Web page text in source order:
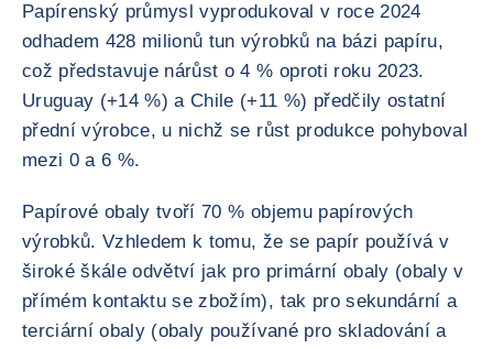
Papírenský průmysl vyprodukoval v roce 2024
odhadem 428 milionů tun výrobků na bázi papíru,
což představuje nárůst o 4 % oproti roku 2023.
Uruguay (+14 %) a Chile (+11 %) předčily ostatní
přední výrobce, u nichž se růst produkce pohyboval
mezi 0 a 6 %.
Papírové obaly tvoří 70 % objemu papírových
výrobků. Vzhledem k tomu, že se papír používá v
široké škále odvětví jak pro primární obaly (obaly v
přímém kontaktu se zbožím), tak pro sekundární a
terciární obaly (obaly používané pro skladování a